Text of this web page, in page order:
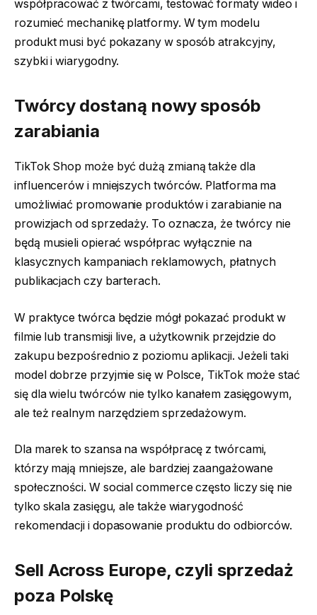
współpracować z twórcami, testować formaty wideo i
rozumieć mechanikę platformy. W tym modelu
produkt musi być pokazany w sposób atrakcyjny,
szybki i wiarygodny.
Twórcy dostaną nowy sposób
zarabiania
TikTok Shop może być dużą zmianą także dla
influencerów i mniejszych twórców. Platforma ma
umożliwiać promowanie produktów i zarabianie na
prowizjach od sprzedaży. To oznacza, że twórcy nie
będą musieli opierać współprac wyłącznie na
klasycznych kampaniach reklamowych, płatnych
publikacjach czy barterach.
W praktyce twórca będzie mógł pokazać produkt w
filmie lub transmisji live, a użytkownik przejdzie do
zakupu bezpośrednio z poziomu aplikacji. Jeżeli taki
model dobrze przyjmie się w Polsce, TikTok może stać
się dla wielu twórców nie tylko kanałem zasięgowym,
ale też realnym narzędziem sprzedażowym.
Dla marek to szansa na współpracę z twórcami,
którzy mają mniejsze, ale bardziej zaangażowane
społeczności. W social commerce często liczy się nie
tylko skala zasięgu, ale także wiarygodność
rekomendacji i dopasowanie produktu do odbiorców.
Sell Across Europe, czyli sprzedaż
poza Polskę